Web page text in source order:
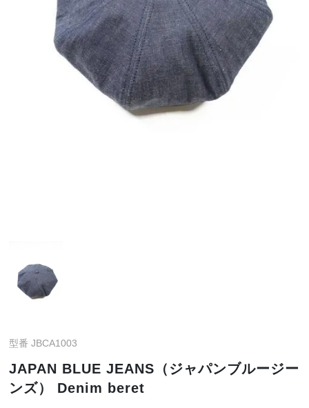
型番 JBCA1003
JAPAN BLUE JEANS（ジャパンブルージー
ンズ） Denim beret